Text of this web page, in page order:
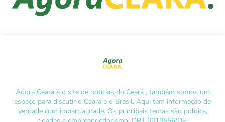
Agora Ceará é o site de notícias do Ceará , também somos um
espaço para discutir o Ceará e o Brasil. Aqui tem informação de
verdade com imparcialidade. Os principais temas são política,